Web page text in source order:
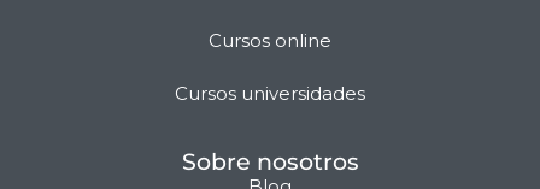
Cursos online
Cursos universidades
Sobre nosotros